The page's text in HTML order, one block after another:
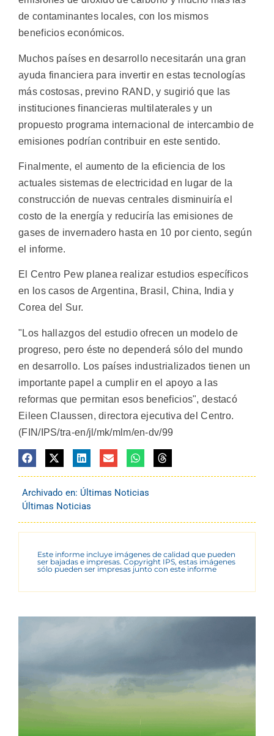
de contaminantes locales, con los mismos
beneficios económicos.
Muchos países en desarrollo necesitarán una gran
ayuda financiera para invertir en estas tecnologías
más costosas, previno RAND, y sugirió que las
instituciones financieras multilaterales y un
propuesto programa internacional de intercambio de
emisiones podrían contribuir en este sentido.
Finalmente, el aumento de la eficiencia de los
actuales sistemas de electricidad en lugar de la
construcción de nuevas centrales disminuiría el
costo de la energía y reduciría las emisiones de
gases de invernadero hasta en 10 por ciento, según
el informe.
El Centro Pew planea realizar estudios específicos
en los casos de Argentina, Brasil, China, India y
Corea del Sur.
"Los hallazgos del estudio ofrecen un modelo de
progreso, pero éste no dependerá sólo del mundo
en desarrollo. Los países industrializados tienen un
importante papel a cumplir en el apoyo a las
reformas que permitan esos beneficios", destacó
Eileen Claussen, directora ejecutiva del Centro.
(FIN/IPS/tra-en/jl/mk/mlm/en-dv/99
Archivado en: Últimas Noticias
Últimas Noticias
Este informe incluye imágenes de calidad que pueden
ser bajadas e impresas. Copyright IPS, estas imágenes
sólo pueden ser impresas junto con este informe